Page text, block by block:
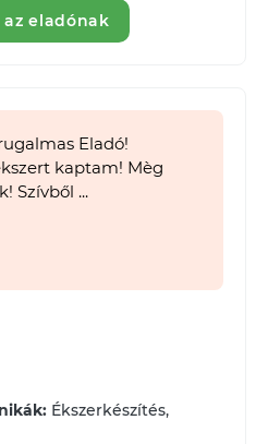
az eladónak
Eladó!
kaptam! Mèg
Szívből ...
Ékszerkészítés,